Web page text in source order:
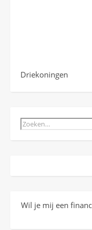
Driekoningen
Wil je mij een